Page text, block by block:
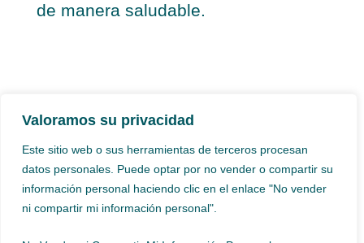
Valoramos su privacidad
Este sitio web o sus herramientas de terceros procesan
datos personales. Puede optar por no vender o compartir su
información personal haciendo clic en el enlace "No vender
ni compartir mi información personal".
de manera saludable.